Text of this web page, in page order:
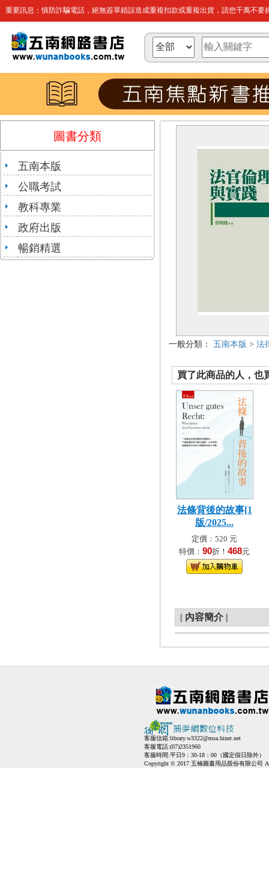
重要訊息：慎防詐騙電話，絕無簽單錯誤造成重複扣款或重複出貨，請您千萬不要
圖書分類
五南本版
公職考試
教科專業
政府出版
暢銷精選
一般分類： 五南本版 > 法
買了此商品的人，也
法條背後的故事[1
版/2025...
定價：520 元
特價： 90折！ 468元
| 內容簡介 |
客服信箱:library.w3322@msa.hinet.net
客服電話:(07)2351960
客服時間:平日9：30-18：00（國定假日除外）
Copyright © 2017 五楠圖書用品股份有限公司